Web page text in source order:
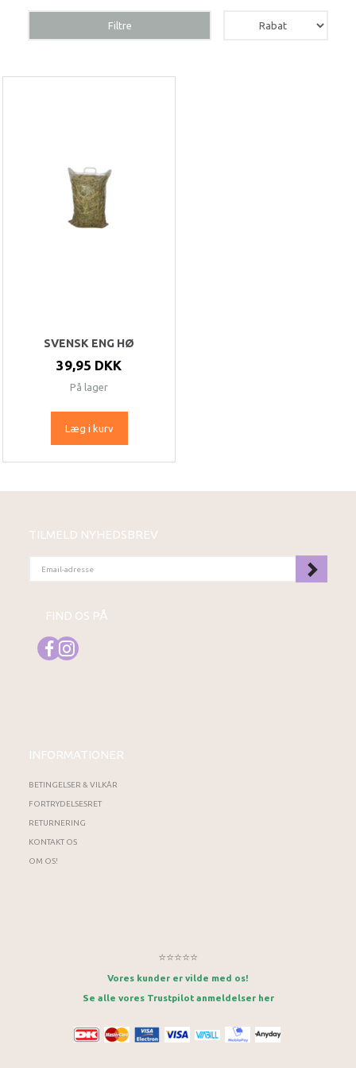
Filtre
SVENSK ENG HØ
39,95 DKK
På lager
Læg i kurv
TILMELD NYHEDSBREV
ADRESSE
FIND OS PÅ
INFORMATIONER
BETINGELSER & VILKÅR
FORTRYDELSESRET
RETURNERING
KONTAKT OS
OM OS!
⭐⭐⭐⭐⭐
Vores kunder er vilde med os!
Se alle vores Trustpilot anmeldelser her